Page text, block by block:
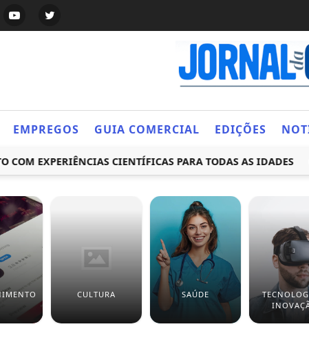
EMPREGOS GUIA COMERCIAL EDIÇÕES
EXPERIÊNCIAS CIENTÍFICAS PARA TODAS AS IDADES
CULTURA SAÚDE